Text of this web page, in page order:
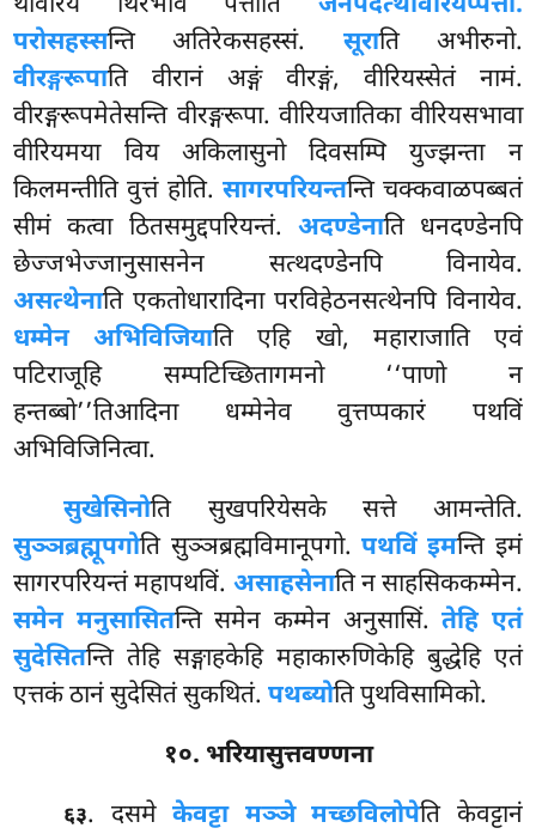
परोसहस्सन्ति अतिरेकसहस्सं. सूराति अभीरुनो.
वीरङ्गरूपाति वीरानं अङ्गं वीरङ्गं, वीरियस्सेतं नामं.
वीरङ्गरूपमेतेसन्ति वीरङ्गरूपा. वीरियजातिका वीरियसभावा
वीरियमया विय अकिलासुनो दिवसम्पि युज्झन्ता न
किलमन्तीति वुत्तं होति. सागरपरियन्तन्ति चक्कवाळपब्बतं
सीमं कत्वा ठितसमुद्दपरियन्तं. अदण्डेनाति धनदण्डेनपि
छेज्जभेज्जानुसासनेन सत्थदण्डेनपि विनायेव.
असत्थेनाति एकतोधारादिना परविहेठनसत्थेनपि विनायेव.
धम्मेन अभिविजियाति एहि खो, महाराजाति एवं
पटिराजूहि सम्पटिच्छितागमनो ‘‘पाणो न
हन्तब्बो’’तिआदिना धम्मेनेव वुत्तप्पकारं पथविं
अभिविजिनित्वा.
सुखेसिनोति सुखपरियेसके सत्ते आमन्तेति.
सुञ्ञब्रह्मूपगोति सुञ्ञब्रह्मविमानूपगो. पथविं इमन्ति इमं
सागरपरियन्तं महापथविं. असाहसेनातिन साहसिककम्मेन.
समेन मनुसासितन्ति समेन कम्मेन अनुसासिं.तेहि एतं
सुदेसितन्ति तेहि सङ्गाहकेहि महाकारुणिकेहि बुद्धेहि एतं
एत्तकं ठानं सुदेसितं सुकथितं.पथब्योति पुथविसामिको.
१०. भरियासुत्तवण्णना
६३. दसमेकेवट्टा मञ्ञे मच्छविलोपेति केवट्टानं